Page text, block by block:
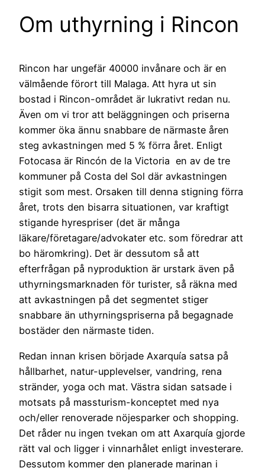
Om uthyrning i Rincon
Rincon har ungefär 40000 invånare och är en
välmående förort till Malaga. Att hyra ut sin
bostad i Rincon-området är lukrativt redan nu.
Även om vi tror att beläggningen och priserna
kommer öka ännu snabbare de närmaste åren
steg avkastningen med 5 % förra året. Enligt
Fotocasa är Rincón de la Victoria en av de tre
kommuner på Costa del Sol där avkastningen
stigit som mest. Orsaken till denna stigning förra
året, trots den bisarra situationen, var kraftigt
stigande hyrespriser (det är många
läkare/företagare/advokater etc. som föredrar att
bo häromkring). Det är dessutom så att
efterfrågan på nyproduktion är urstark även på
uthyrningsmarknaden för turister, så räkna med
att avkastningen på det segmentet stiger
snabbare än uthyrningspriserna på begagnade
bostäder den närmaste tiden.
Redan innan krisen började Axarquía satsa på
hållbarhet, natur-upplevelser, vandring, rena
stränder, yoga och mat. Västra sidan satsade i
motsats på massturism-konceptet med nya
och/eller renoverade nöjesparker och shopping.
Det råder nu ingen tvekan om att Axarquía gjorde
rätt val och ligger i vinnarhålet enligt investerare.
Dessutom kommer den planerade marinan i